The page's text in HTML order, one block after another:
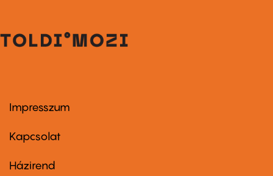
Footer
first
Impresszum
Kapcsolat
Footer
Házirend